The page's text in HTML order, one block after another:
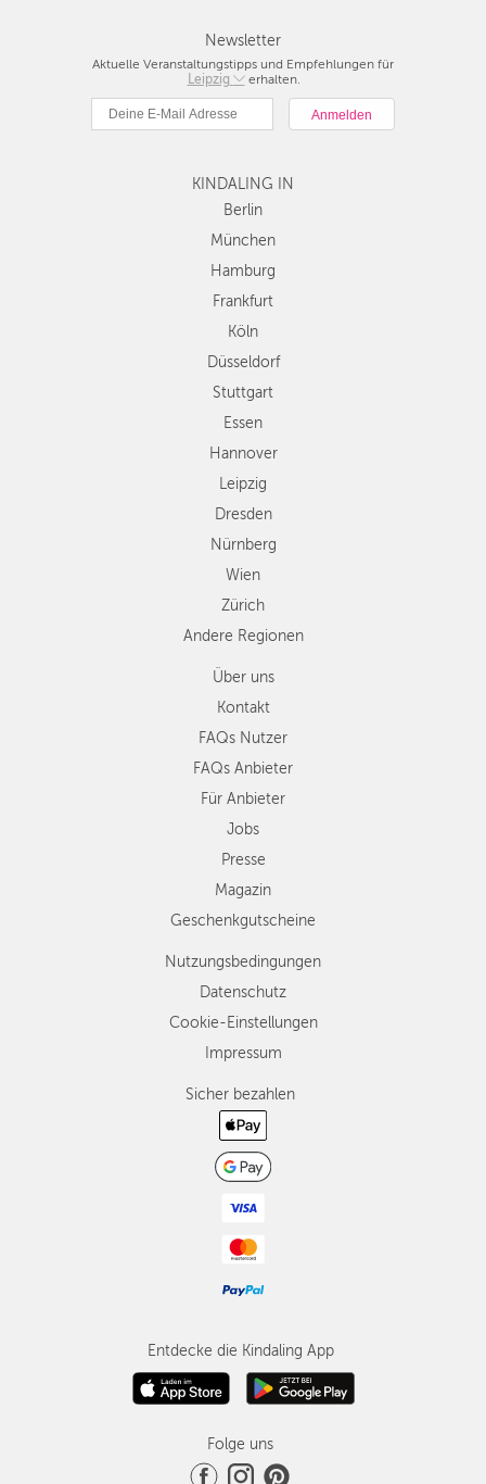
Newsletter
Aktuelle Veranstaltungstipps und Empfehlungen für
Leipzig
Berlin
München
Hamburg
Köln
Stuttgart
Nürnberg
Regionen
erhalten.
KINDALING IN
Berlin
München
Hamburg
Frankfurt
Köln
Düsseldorf
Stuttgart
Essen
Hannover
Leipzig
Dresden
Nürnberg
Wien
Zürich
Andere Regionen
Über uns
Kontakt
FAQs Nutzer
FAQs Anbieter
Für Anbieter
Jobs
Presse
Magazin
Geschenkgutscheine
Nutzungsbedingungen
Datenschutz
Cookie-Einstellungen
Impressum
Sicher bezahlen
Entdecke die Kindaling App
Folge uns